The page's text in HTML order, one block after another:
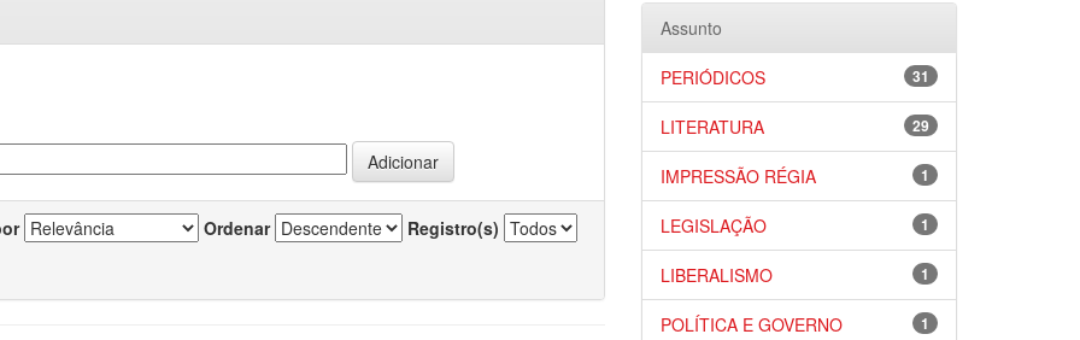
Ordenar Registro(s)
Assunto
31
PERIÓDICOS
29
LITERATURA
1
IMPRESSÃO RÉGIA
1
LEGISLAÇÃO
1
LIBERALISMO
1
POLÍTICA E GOVERNO